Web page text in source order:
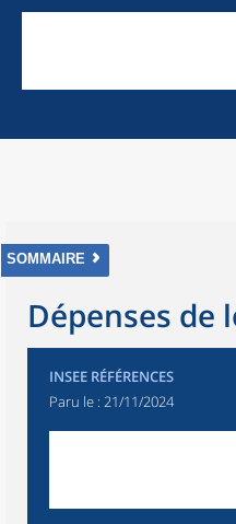
SOMMAIRE
Dépenses de
INSEE RÉFÉRENCES
Paru le : 21/11/2024